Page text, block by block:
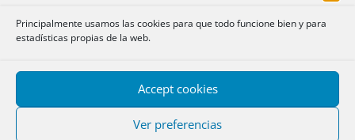
Principalmente usamos las cookies para que todo funcione bien y para
estadísticas propias de la web.
Accept cookies
Ver preferencias
Respuestas creadas
Participaciones
Favoritos
iniciados